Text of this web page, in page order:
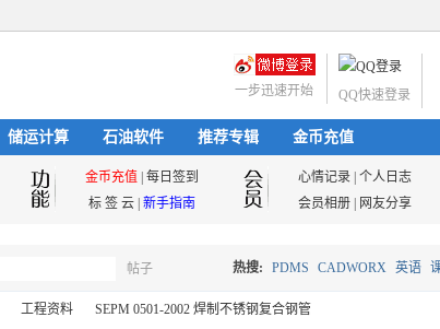
QQ快速登录
一步迅速开始
储运计算 石油软件 推荐专辑 金币充值
金币充值 每日签到 心情记录 个人日志
标 签 云 新手指南 会员相册 网友分享
帖子
搜
热搜: PDMS CADWORX 英语
油气储运
工程资料 SEPM 0501-2002 焊制不锈钢复合钢管